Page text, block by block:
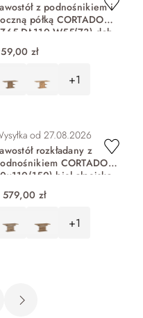
z podnośnikiem i
półką CORTADO
DŁ110 W55(73) dąb
CRTT07
zł
+1
od 27.08.2026
rozkładany z
CORTADO
biel alpejska
579,00 zł
+1